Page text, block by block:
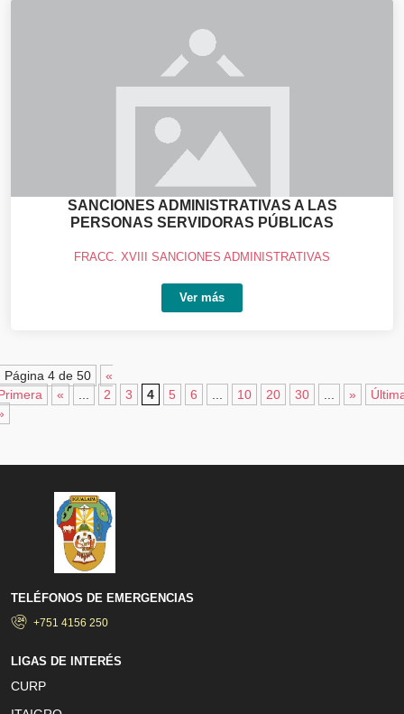
SANCIONES ADMINISTRATIVAS A LAS
PERSONAS SERVIDORAS PÚBLICAS
FRACC. XVIII SANCIONES ADMINISTRATIVAS
Ver más
Página 4 de 50
«
« 2 3 4 5 6 10 20 30 »
TELÉFONOS DE EMERGENCIAS
+751 4156 250
LIGAS DE INTERÉS
CURP